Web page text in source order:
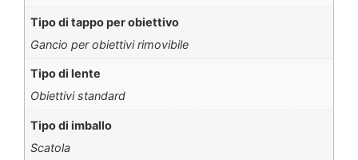
Tipo di tappo per obiettivo
Gancio per obiettivi rimovibile
Tipo di lente
Obiettivi standard
Tipo di imballo
Scatola